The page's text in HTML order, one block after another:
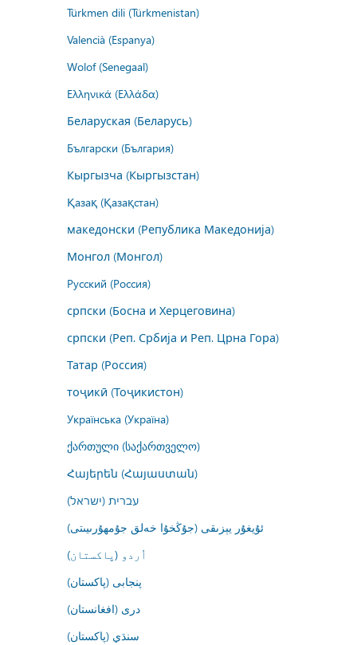
Türkmen dili (Türkmenistan)
Valencià (Espanya)
Wolof (Senegaal)
Ελληνικά (Ελλάδα)
Беларуская (Беларусь)
Български (България)
Кыргызча (Кыргызстан)
Қазақ (Қазақстан)
македонски (Република Македонија)
Монгол (Монгол)
Русский (Россия)
српски (Босна и Херцеговина)
српски (Реп. Србија и Реп. Црна Гора)
Татар (Россия)
тоҷикӣ (Тоҷикистон)
Українська (Україна)
ქართული (საქართველო)
Հայերեն (Հայաստան)
עברית (ישראל)
ئۇيغۇر يېزىقى (جۇڭخۇا خەلق جۇمھۇرىيىتى)
اُردو (پاکستان)
پنجابی (پاکستان)
درى (افغانستان)
سنڌي (پاکستان)